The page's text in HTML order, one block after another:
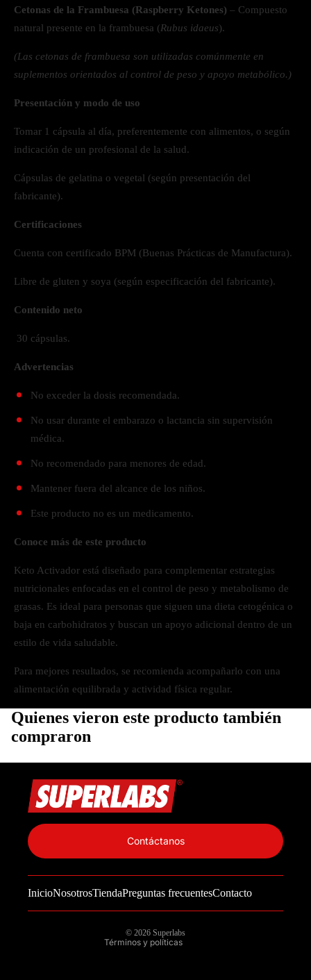
Cetonas de la Frambuesa (Raspberry Ketones) – Compuesto
natural presente en la frambuesa (Rubus idaeus).
(Las cetonas de frambuesa son utilizadas comúnmente en
suplementos orientados al control de peso y apoyo metabólico.)
Presentación y modo de uso
Tomar 1 cápsula al día, preferentemente con alimentos, o según
indicación de un profesional de la salud.
Cápsulas de gelatina o vegetal (según presentación del
fabricante).
Certificaciones
Cuenta con certificado BPM (Buenas Prácticas de Manufactura).
Libre de gluten y soya (según especificación del fabricante).
Contenido neto
30 cápsulas.
Advertencias
No exceder la dosis recomendada.
No usar durante el embarazo o lactancia sin supervisión
médica.
No recomendado para menores de edad.
Mantener fuera del alcance de los niños.
Este producto no es un medicamento.
Conoce más de este producto
Keto Activador está diseñado para complementar estrategias
nutricionales enfocadas en el control de peso y metabolismo de
grasas. Es ideal para personas que siguen una dieta cetogénica o
baja en carbohidratos y buscan un apoyo adicional dentro de un
estilo de vida saludable.
Para mejores resultados, se recomienda acompañarlo con una
alimentación equilibrada y actividad física regular.
Quienes vieron este producto también
compraron
InicioNosotrosTiendaPreguntas frecuentesContacto
Contáctanos
© 2026 Superlabs
Términos y políticas
Información de contacto
Política de reembolso
Términos del servicio
Política de envío